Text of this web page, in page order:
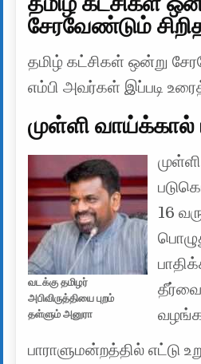
சேரவேண்டும்
தமிழ் கட்சிகள் ஒன்று
எம்பி அவர்கள் இப்படி
முள்ளி
வடக்கு தமிழர்
அபிவிருத்தியை புறம்
தள்ளும் அனுரா
16
பாராளுமன்றத்தில் எட்டு